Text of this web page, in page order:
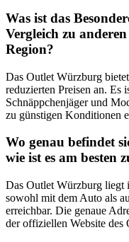
Was ist das
Vergleich zu
Region?
Das Outlet Würzburg
reduzierten Preisen an. Es
Schnäppchenjäger und
zu günstigen Konditionen
Wo genau befindet
wie ist es am besten
Das Outlet Würzburg liegt
sowohl mit dem Auto als
erreichbar. Die genaue
der offiziellen Website des